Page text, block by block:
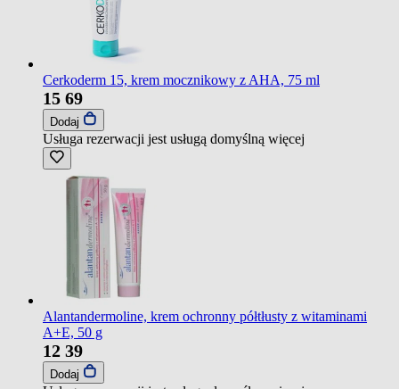
Cerkoderm 15, krem mocznikowy z AHA, 75 ml
15 69
Dodaj
Usługa rezerwacji jest usługą domyślną więcej
Alantandermoline, krem ochronny półtłusty z witaminami
A+E, 50 g
12 39
Dodaj